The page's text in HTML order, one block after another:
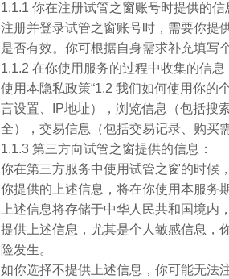
1.1.1 你在注册试管之窗账号时提供的信
注册并登录试管之窗账号时，需要你提
是否有效。你可根据自身需求补充填写
1.1.2 在你使用服务的过程中收集的信息
使用本隐私政策“1.2 我们如何使用你的
言设置、IP地址），浏览信息（包括搜
全），交易信息（包括交易记录、购买
1.1.3 第三方向试管之窗提供的信息：
你在第三方服务中使用试管之窗的时候
你提供的上述信息，将在你使用本服务
上述信息将存储于中华人民共和国境内
提供上述信息，尤其是个人敏感信息，
险发生。
如你选择不提供上述信息，你可能无法